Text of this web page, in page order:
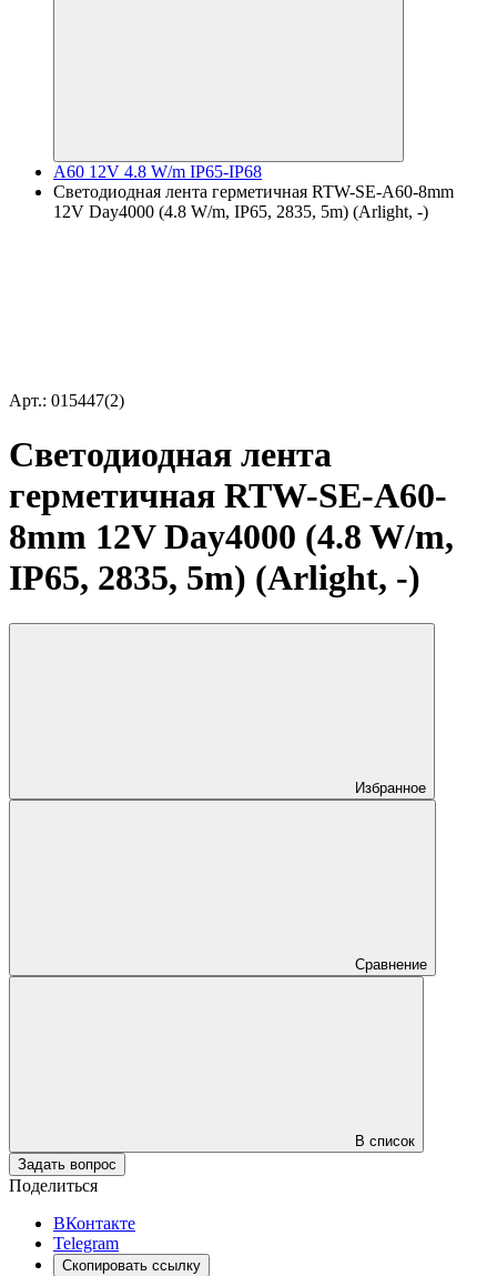
A60 12V 4.8 W/m IP65-IP68
Светодиодная лента герметичная RTW-SE-A60-8mm
12V Day4000 (4.8 W/m, IP65, 2835, 5m) (Arlight, -)
Арт.: 015447(2)
Светодиодная лента
герметичная RTW-SE-A60-
8mm 12V Day4000 (4.8 W/m,
IP65, 2835, 5m) (Arlight, -)
Избранное
Сравнение
В список
Задать вопрос
Поделиться
ВКонтакте
Telegram
Скопировать ссылку